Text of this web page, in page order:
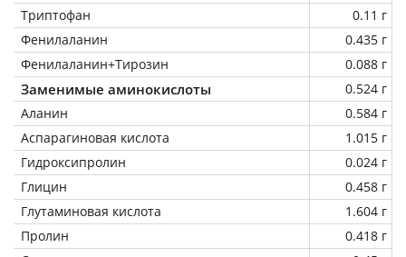
Триптофан
0.11 г
Фенилаланин
0.435 г
Фенилаланин+Тирозин
0.088 г
Заменимые аминокислоты
0.524 г
Аланин
0.584 г
Аспарагиновая кислота
1.015 г
Гидроксипролин
0.024 г
Глицин
0.458 г
Глутаминовая кислота
1.604 г
Пролин
0.418 г